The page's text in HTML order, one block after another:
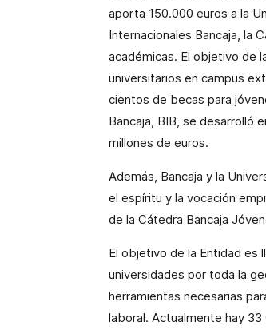
aporta 150.000 euros a la
Internacionales Bancaja, la
académicas. El objetivo de
universitarios en campus
cientos de becas para
Bancaja, BIB, se desarrolló
millones de euros.
Además, Bancaja y la
el espíritu y la vocación
de la Cátedra Bancaja
El objetivo de la Entidad es
universidades por toda la
herramientas necesarias
laboral. Actualmente hay